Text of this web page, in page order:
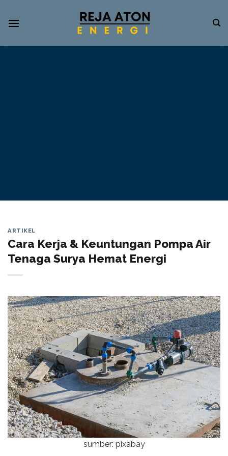
Informasi
ARTIKEL
Cara Kerja & Keuntungan Pompa Air
Tenaga Surya Hemat Energi
sumber: pixabay